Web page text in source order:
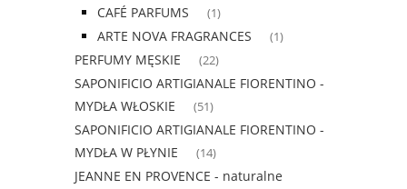
CAFÉ PARFUMS (1)
ARTE NOVA FRAGRANCES (1)
PERFUMY MĘSKIE (22)
SAPONIFICIO ARTIGIANALE FIORENTINO -
MYDŁA WŁOSKIE
(51)
SAPONIFICIO ARTIGIANALE FIORENTINO -
MYDŁA W PŁYNIE
(14)
JEANNE EN PROVENCE - naturalne